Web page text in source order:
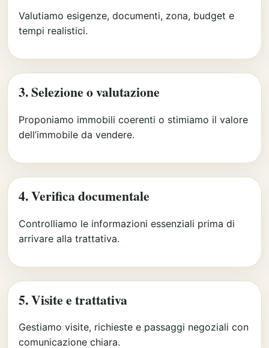
Valutiamo esigenze, documenti, zona, budget e
tempi realistici.
3. Selezione o valutazione
Proponiamo immobili coerenti o stimiamo il valore
dell’immobile da vendere.
4. Verifica documentale
Controlliamo le informazioni essenziali prima di
arrivare alla trattativa.
5. Visite e trattativa
Gestiamo visite, richieste e passaggi negoziali con
comunicazione chiara.